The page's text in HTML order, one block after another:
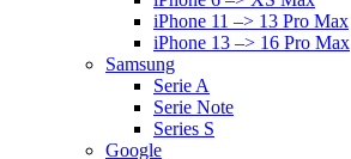
iPhone 11 –> 13 Pro Max
iPhone 13 –> 16 Pro Max
Samsung
Serie A
Serie Note
Series S
Google